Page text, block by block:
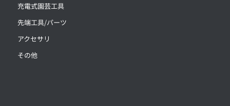
充電式園芸工具
先端工具/パーツ
アクセサリ
その他